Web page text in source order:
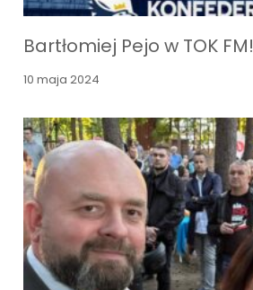
Bartłomiej Pejo w TOK FM!
10 maja 2024